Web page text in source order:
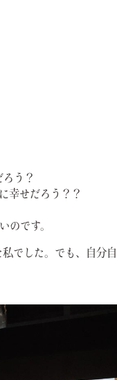
う？
幸せだろう？？
のです。
でした。でも、自分